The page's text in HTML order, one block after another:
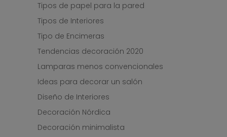
Tipos de papel para la pared
Tipos de Interiores
Tipo de Encimeras
Tendencias decoración 2020
Lamparas menos convencionales
Ideas para decorar un salón
Diseño de Interiores
Decoración Nórdica
Decoración minimalista